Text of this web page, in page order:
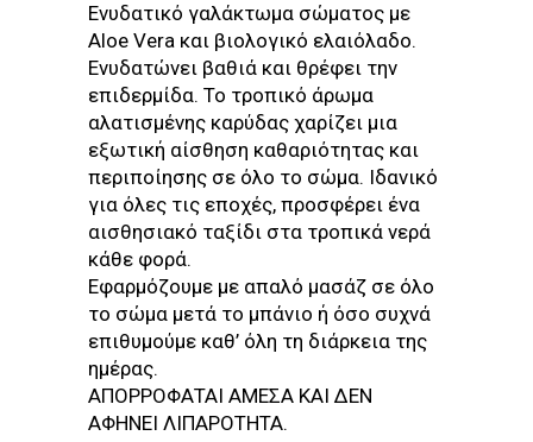
Ενυδατικό γαλάκτωμα σώματος με
Aloe Vera και βιολογικό ελαιόλαδο.
Ενυδατώνει βαθιά και θρέφει την
επιδερμίδα. Το τροπικό άρωμα
αλατισμένης καρύδας χαρίζει μια
εξωτική αίσθηση καθαριότητας και
περιποίησης σε όλο το σώμα. Ιδανικό
για όλες τις εποχές, προσφέρει ένα
αισθησιακό ταξίδι στα τροπικά νερά
κάθε φορά.
Εφαρμόζουμε με απαλό μασάζ σε όλο
το σώμα μετά το μπάνιο ή όσο συχνά
επιθυμούμε καθ’ όλη τη διάρκεια της
ημέρας.
ΑΠΟΡΡΟΦΑΤΑΙ ΑΜΕΣΑ ΚΑΙ ΔΕΝ
ΑΦΗΝΕΙ ΛΙΠΑΡΟΤΗΤΑ.